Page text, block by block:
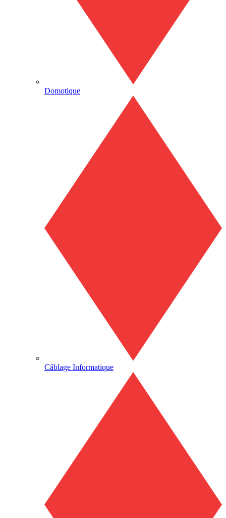
Domotique
Câblage Informatique